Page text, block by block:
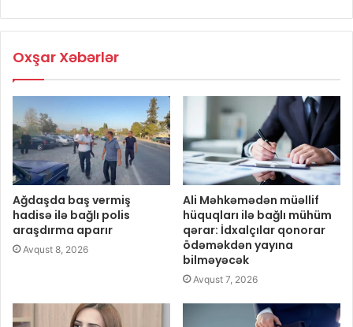
Oxşar Xəbərlər
Ağdaşda baş vermiş
hadisə ilə bağlı polis
araşdırma aparır
Avqust 8, 2026
Ali Məhkəmədən müəllif
hüquqları ilə bağlı mühüm
qərar: İdxalçılar qonorar
ödəməkdən yayına
bilməyəcək
Avqust 7, 2026